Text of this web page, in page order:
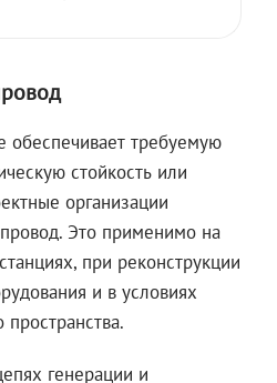
обеспечивает требуемую
стойкость или
организации
Это применимо на
при реконструкции
и в условиях
генерации и